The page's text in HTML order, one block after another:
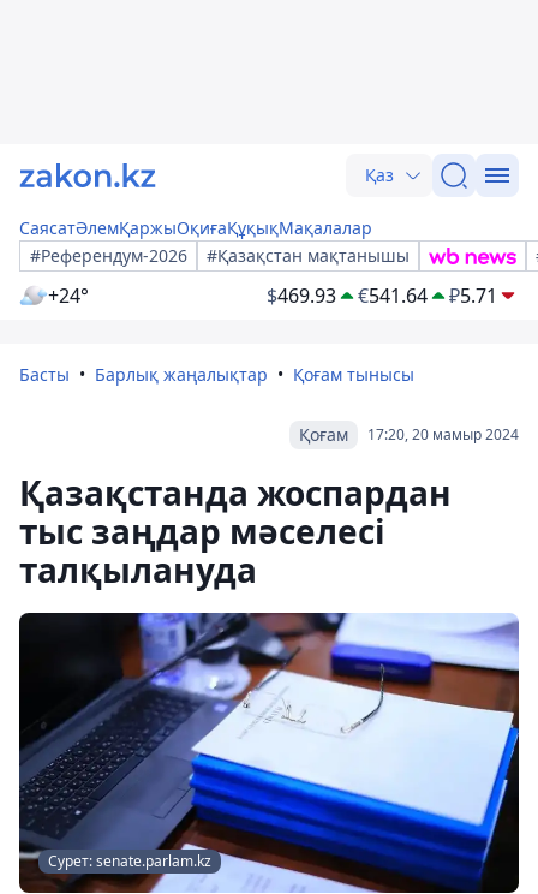
Қаз
СаясатӘлемҚаржыОқиғаҚұқықМақалалар
#Референдум-2026
#Қазақстан мақтанышы
+24° $469.93 €541.64 ₽5.71
Басты Барлық жаңалықтар Қоғам тынысы
17:20, 20 мамыр 2024
Қоғам
Қазақстанда жоспардан
тыс заңдар мәселесі
талқылануда
Сурет: senate.parlam.kz